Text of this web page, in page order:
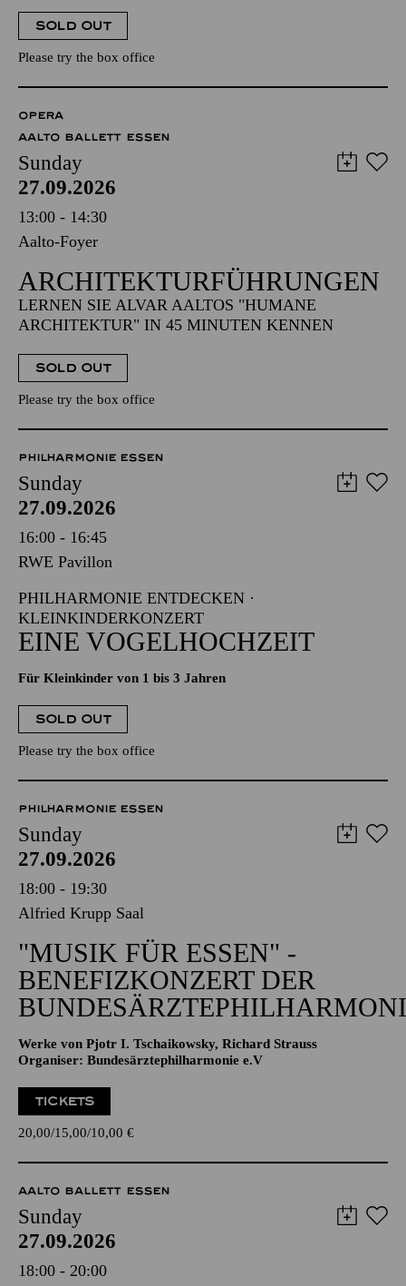
SOLD OUT
Please try the box office
OPERA
AALTO BALLETT ESSEN
Sunday
27.09.2026
13:00 - 14:30
Aalto-Foyer
ARCHITEKTUR­FÜHRUNGEN
LERNEN SIE ALVAR AALTOS "HUMANE
ARCHITEKTUR" IN 45 MINUTEN KENNEN
SOLD OUT
Please try the box office
PHILHARMONIE ESSEN
Sunday
27.09.2026
16:00 - 16:45
RWE Pavillon
PHILHARMONIE ENTDECKEN ·
KLEINKINDERKONZERT
EINE VOGELHOCHZEIT
Für Kleinkinder von 1 bis 3 Jahren
SOLD OUT
Please try the box office
PHILHARMONIE ESSEN
Sunday
27.09.2026
18:00 - 19:30
Alfried Krupp Saal
"MUSIK FÜR ESSEN" -
BENEFIZKONZERT DER
Werke von Pjotr I. Tschaikowsky, Richard Strauss
Organiser: Bundesärztephilharmonie e.V
TICKETS
20,00 15,00 10,00 €
AALTO BALLETT ESSEN
Sunday
27.09.2026
18:00 - 20:00